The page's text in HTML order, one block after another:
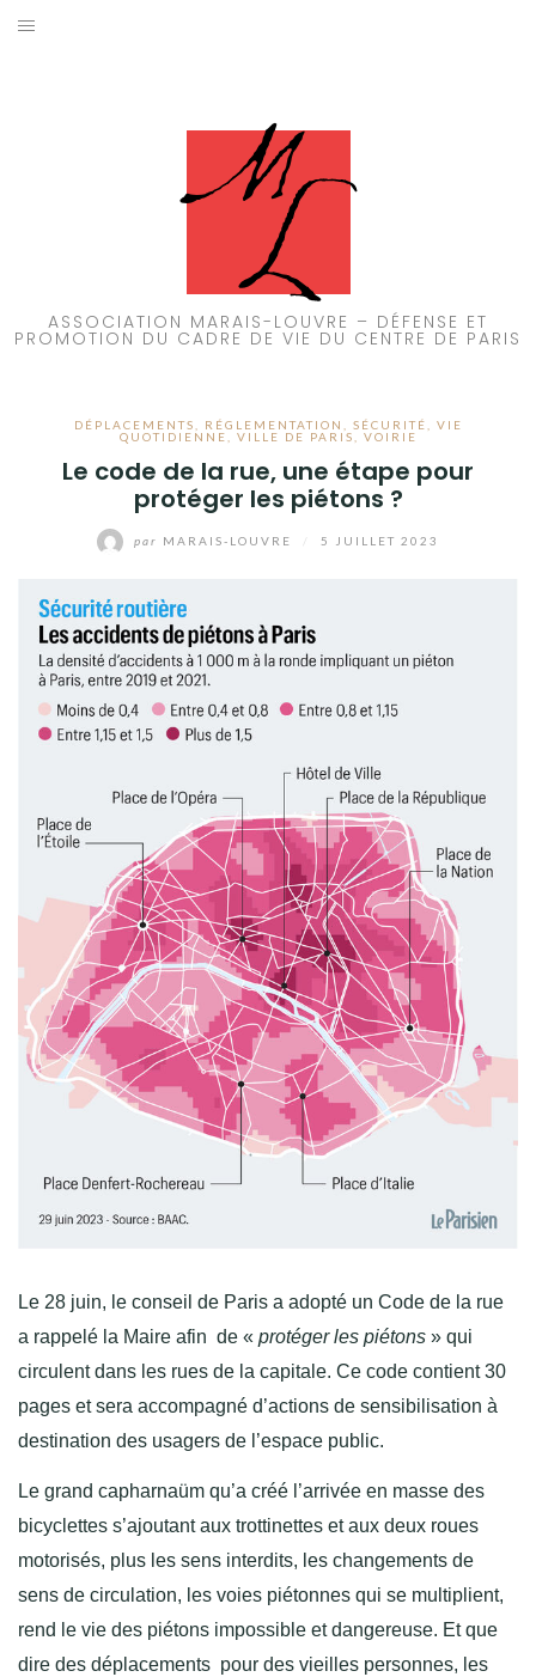
Aller
ASSOCIATION MARAIS-LOUVRE – DÉFENSE ET
PROMOTION DU CADRE DE VIE DU CENTRE DE PARIS
DÉPLACEMENTS RÉGLEMENTATION SÉCURITÉ
VIE
QUOTIDIENNE
VILLE DE PARIS VOIRIE
Le code de la rue, une étape pour
protéger les piétons ?
par MARAIS-LOUVRE 5 JUILLET 2023
Le 28 juin, le conseil de Paris a adopté un Code de la rue
a rappelé la Maire afin de « protéger les piétons » qui
circulent dans les rues de la capitale. Ce code contient 30
pages et sera accompagné d’actions de sensibilisation à
destination des usagers de l’espace public.
Le grand capharnaüm qu’a créé l’arrivée en masse des
bicyclettes s’ajoutant aux trottinettes et aux deux roues
motorisés, plus les sens interdits, les changements de
sens de circulation, les voies piétonnes qui se multiplient,
rend le vie des piétons impossible et dangereuse. Et que
dire des déplacements pour des vieilles personnes, les